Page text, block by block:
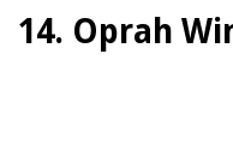
14. Oprah